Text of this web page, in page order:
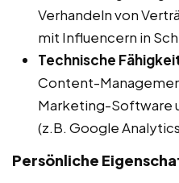
Verhandeln von
mit Influencern in
Technische
Content-
Marketing-Software
(z.B. Google
Persönliche